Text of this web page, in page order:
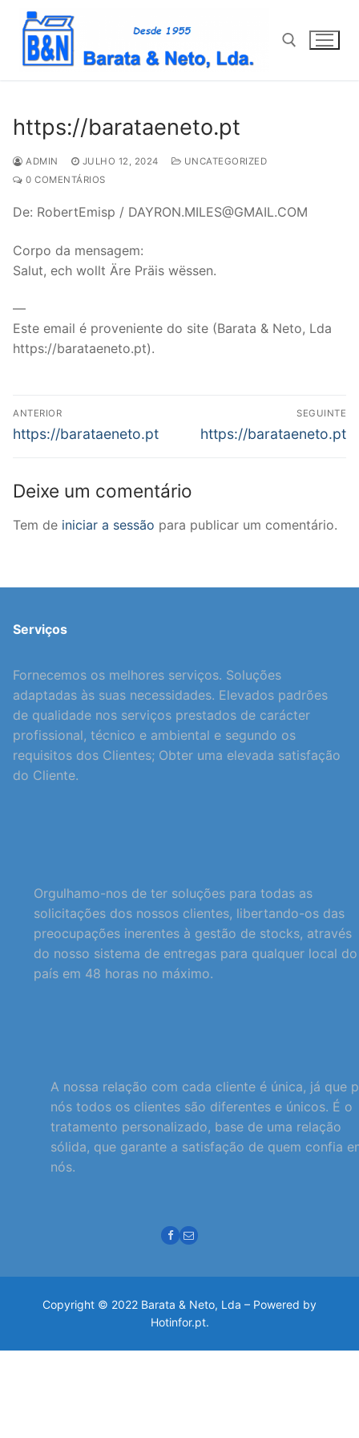
Saltar
para
conteúdo
https://barataeneto.pt
ADMIN JULHO 12, 2024
UNCATEGORIZED
0 COMENTÁRIOS
De: RobertEmisp / DAYRON.MILES@GMAIL.COM
Corpo da mensagem:
Salut, ech wollt Äre Präis wëssen.
—
Este email é proveniente do site (Barata & Neto, Lda
https://barataeneto.pt).
Navegação
de
ANTERIOR
Previous
https://barataeneto.pt
SEGUINTE
Next
https://barataeneto.pt
Deixe um comentário
Tem de iniciar a sessão para publicar um comentário.
Serviços
Fornecemos os melhores serviços. Soluções
adaptadas às suas necessidades. Elevados padrões
de qualidade nos serviços prestados de carácter
profissional, técnico e ambiental e segundo os
requisitos dos Clientes; Obter uma elevada satisfação
do Cliente.
Orgulhamo-nos de ter soluções para todas as
solicitações dos nossos clientes, libertando-os das
preocupações inerentes à gestão de stocks, através
do nosso sistema de entregas para qualquer local do
país em 48 horas no máximo.
A nossa relação com cada cliente é única, já que
nós todos os clientes são diferentes e únicos. É o
tratamento personalizado, base de uma relação
sólida, que garante a satisfação de quem confia
nós.
Copyright © 2022 Barata & Neto, Lda – Powered by
Hotinfor.pt.